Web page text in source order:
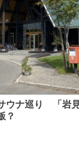
ナ巡り 「岩
？